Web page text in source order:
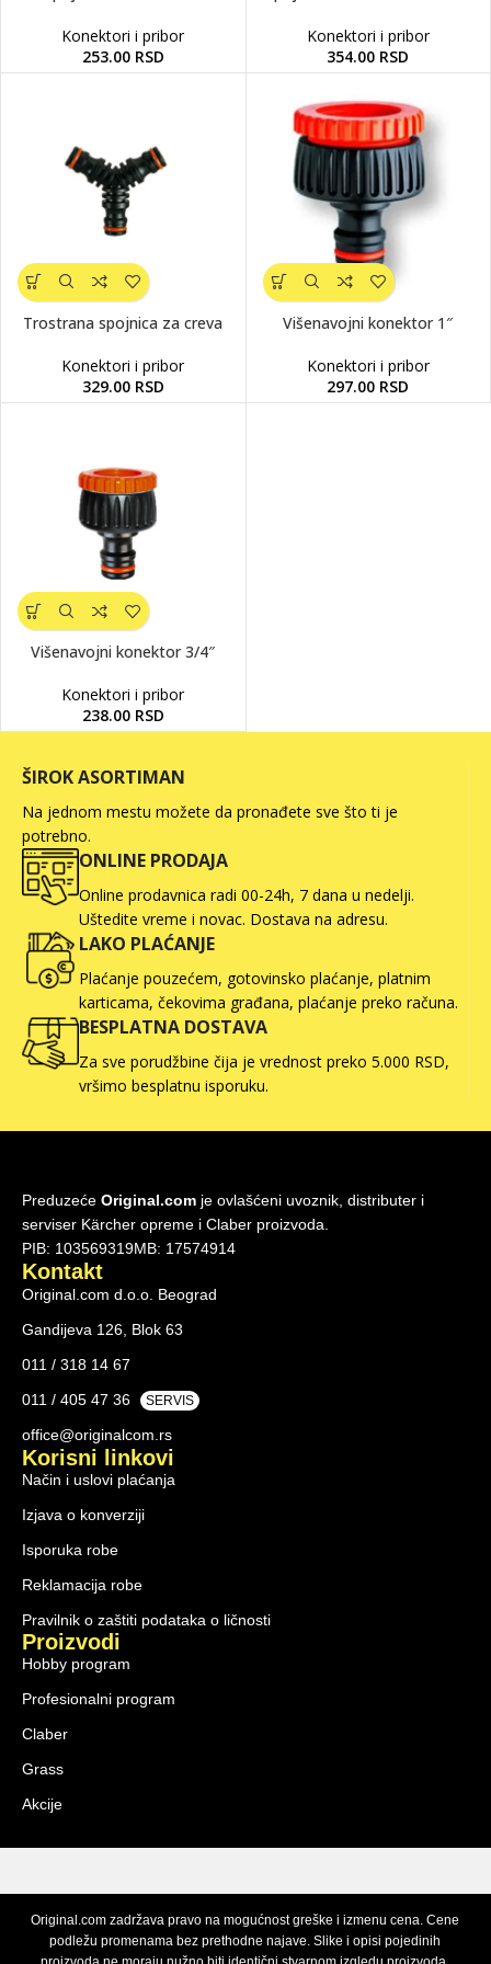
Konektori i pribor
253.00 RSD
Konektori i pribor
354.00 RSD
Trostrana spojnica za creva
Konektori i pribor
329.00 RSD
Višenavojni konektor 1″
Konektori i pribor
297.00 RSD
Višenavojni konektor 3/4″
Konektori i pribor
238.00 RSD
ŠIROK ASORTIMAN
Na jednom mestu možete da pronađete sve što ti je
potrebno.
ONLINE PRODAJA
Online prodavnica radi 00-24h, 7 dana u nedelji.
Uštedite vreme i novac. Dostava na adresu.
LAKO PLAĆANJE
Plaćanje pouzećem, gotovinsko plaćanje, platnim
karticama, čekovima građana, plaćanje preko računa.
BESPLATNA DOSTAVA
Za sve porudžbine čija je vrednost preko 5.000 RSD,
vršimo besplatnu isporuku.
Preduzeće Original.com je ovlašćeni uvoznik, distributer i
serviser Kärcher opreme i Claber proizvoda.
PIB: 103569319MB: 17574914
Kontakt
Original.com d.o.o. Beograd
Gandijeva 126, Blok 63
011 / 318 14 67
011 / 405 47 36
SERVIS
office@originalcom.rs
Korisni linkovi
Način i uslovi plaćanja
Izjava o konverziji
Isporuka robe
Reklamacija robe
Pravilnik o zaštiti podataka o ličnosti
Proizvodi
Hobby program
Profesionalni program
Claber
Grass
Akcije
Original.com zadržava pravo na mogućnost greške i izmenu cena. Cene
podležu promenama bez prethodne najave. Slike i opisi pojedinih